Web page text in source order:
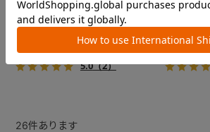
新色登場！幌はファスナー式
でラクラク開閉でき、ワンち
ゃんやネコちゃんの抜け出し
を防止！キャリー部前面にメ
ッシュがプラスされた通気性
￥39,600
5.0（2）
新色登場
ゃんやネ
を防止！
ッシュが
￥39,600
26件あります